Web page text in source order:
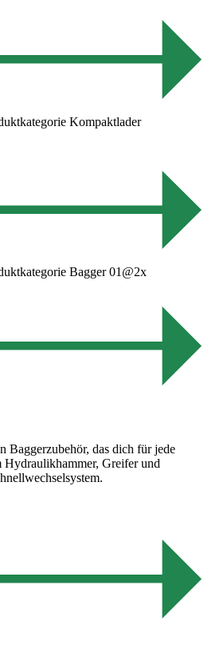
Baggerzubehör, das dich für jede
Hydraulikhammer, Greifer und